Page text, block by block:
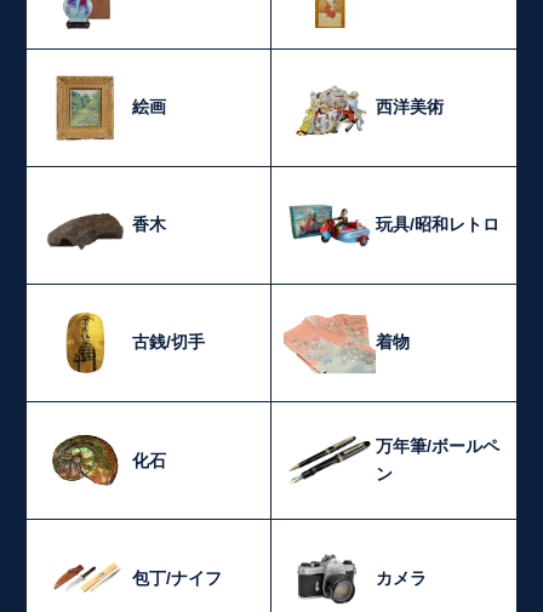
絵画 西洋美術
香木 玩具/昭和レトロ
古銭/切手 着物
化石
万年筆/ボールペ
ン
包丁/ナイフ カメラ